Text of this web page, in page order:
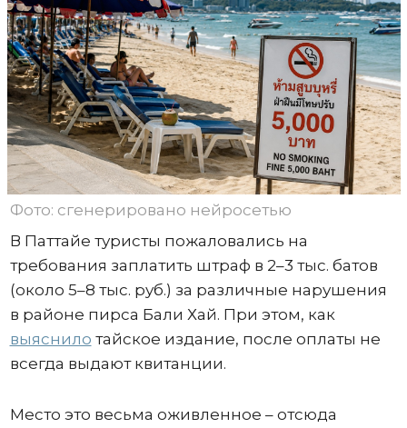
Фото: сгенерировано нейросетью
В Паттайе туристы пожаловались на
требования заплатить штраф в 2–3 тыс. батов
(около 5–8 тыс. руб.) за различные нарушения
в районе пирса Бали Хай. При этом, как
выяснило тайское издание, после оплаты не
всегда выдают квитанции.
Место это весьма оживленное – отсюда